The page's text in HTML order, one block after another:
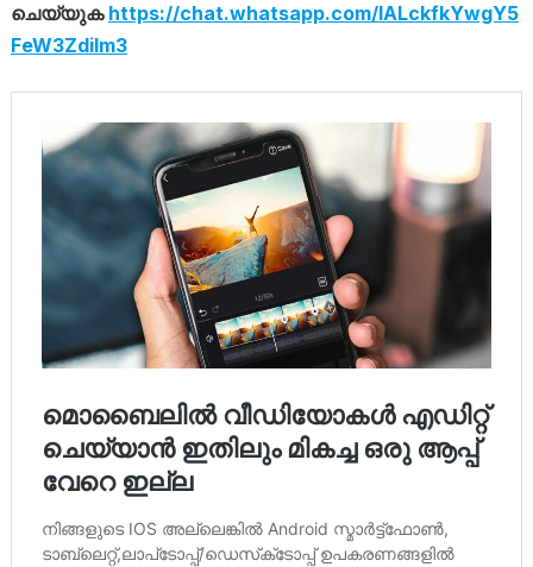
ചെയ്യുക https://chat.whatsapp.com/IALckfkYwgY5
FeW3Zdilm3